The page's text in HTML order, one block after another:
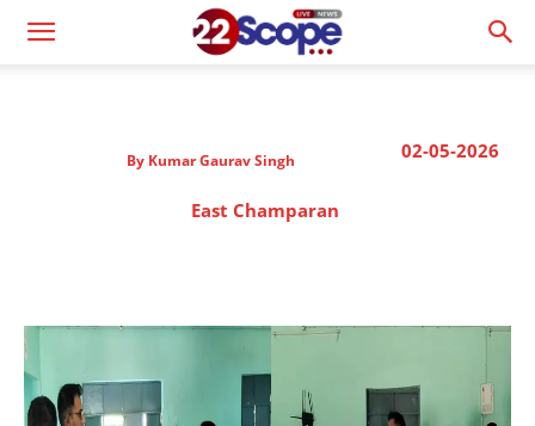
02-05-2026
By Kumar Gaurav Singh
East Champaran